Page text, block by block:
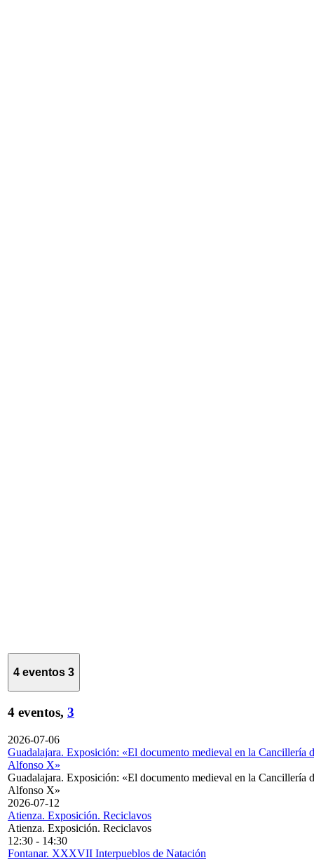
4 eventos 3
4 eventos, 3
2026-07-06
Guadalajara. Exposición: «El documento medieval en la Cancillería
Alfonso X»
Guadalajara. Exposición: «El documento medieval en la Cancillería
Alfonso X»
2026-07-12
Atienza. Exposición. Reciclavos
Atienza. Exposición. Reciclavos
12:30 - 14:30
Fontanar. XXXVII Interpueblos de Natación